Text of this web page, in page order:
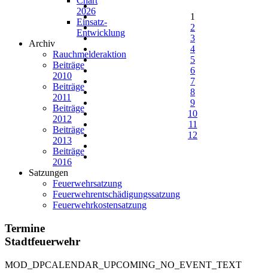
1
2
3
4
5
6
7
8
9
10
11
12
2026
Einsatz-
Entwicklung
Archiv
Rauchmelderaktion
Beiträge
2010
Beiträge
2011
Beiträge
2012
Beiträge
2013
Beiträge
2016
Satzungen
Feuerwehrsatzung
Feuerwehrentschädigungssatzung
Feuerwehrkostensatzung
Termine
Stadtfeuerwehr
MOD_DPCALENDAR_UPCOMING_NO_EVENT_TEXT